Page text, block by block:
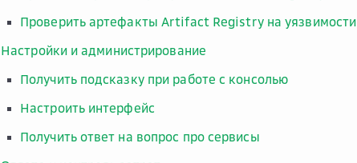
Проверить артефакты Artifact Registry на уязвимости
Настройки и администрирование
Получить подсказку при работе с консолью
Настроить интерфейс
Получить ответ на вопрос про сервисы